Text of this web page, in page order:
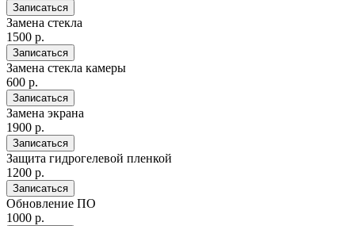
Записаться
Замена стекла
1500 р.
Записаться
Замена стекла камеры
600 р.
Записаться
Замена экрана
1900 р.
Записаться
Защита гидрогелевой пленкой
1200 р.
Записаться
Обновление ПО
1000 р.